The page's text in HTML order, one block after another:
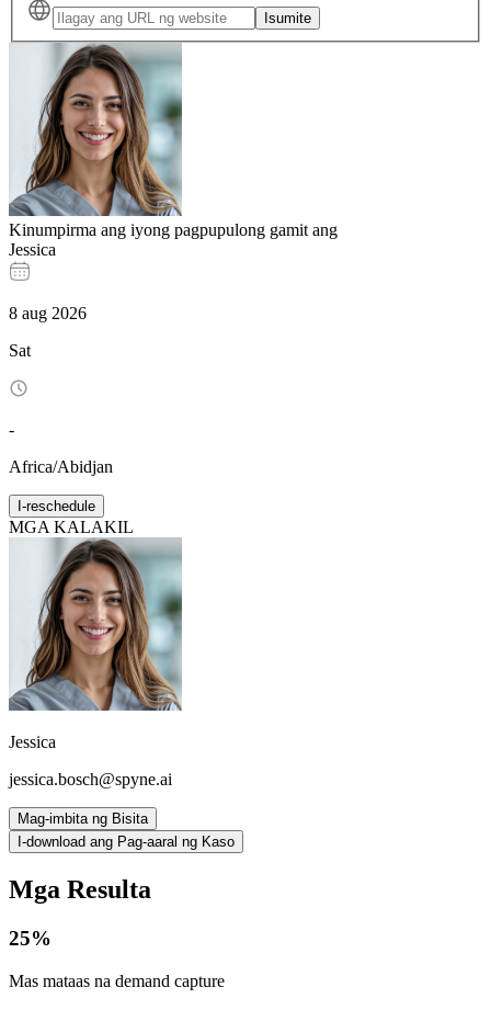
Isumite
Kinumpirma ang iyong pagpupulong gamit ang
Jessica
8 aug 2026
Sat
-
Africa/Abidjan
I-reschedule
MGA KALAKIL
Jessica
jessica.bosch@spyne.ai
Mag-imbita ng Bisita
I-download ang Pag-aaral ng Kaso
Mga Resulta
25%
Mas mataas na demand capture